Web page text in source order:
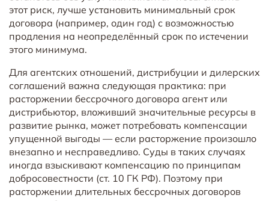
этот риск, лучше установить минимальный срок
договора (например, один год) с возможностью
продления на неопределённый срок по истечении
этого минимума.
Для агентских отношений, дистрибуции и дилерских
соглашений важна следующая практика: при
расторжении бессрочного договора агент или
дистрибьютор, вложивший значительные ресурсы в
развитие рынка, может потребовать компенсации
упущенной выгоды — если расторжение произошло
внезапно и несправедливо. Суды в таких случаях
иногда взыскивают компенсацию по принципам
добросовестности (ст. 10 ГК РФ). Поэтому при
расторжении длительных бессрочных договоров